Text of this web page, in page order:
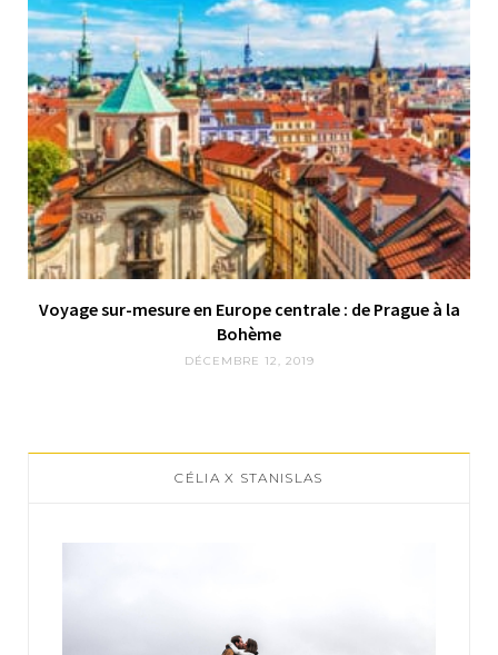
Voyage sur-mesure en Europe centrale : de Prague à la
Bohème
DÉCEMBRE 12, 2019
CÉLIA X STANISLAS